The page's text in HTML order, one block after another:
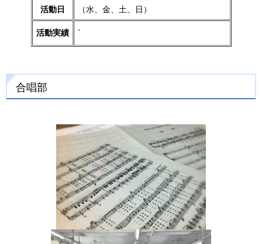
活動日 （水、金、土、日）
活動実績 -
合唱部